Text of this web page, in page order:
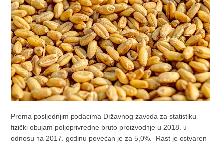
Prema posljednjim podacima Državnog zavoda za statistiku
fizički obujam poljoprivredne bruto proizvodnje u 2018. u
odnosu na 2017. godinu povećan je za 5,0%. Rast je ostvaren